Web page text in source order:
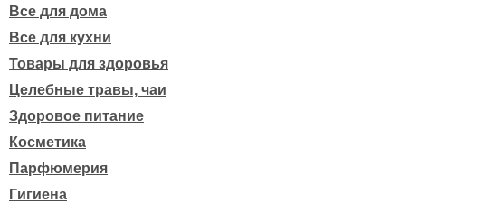
Все для дома
Все для кухни
Товары для здоровья
Целебные травы, чаи
Здоровое питание
Косметика
Парфюмерия
Гигиена